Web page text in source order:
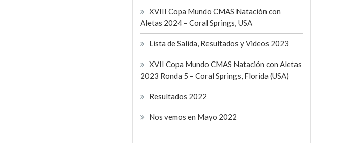
XVIII Copa Mundo CMAS Natación con
Aletas 2024 – Coral Springs, USA
Lista de Salida, Resultados y Videos 2023
XVII Copa Mundo CMAS Natación con Aletas
2023 Ronda 5 – Coral Springs, Florida (USA)
Resultados 2022
Nos vemos en Mayo 2022